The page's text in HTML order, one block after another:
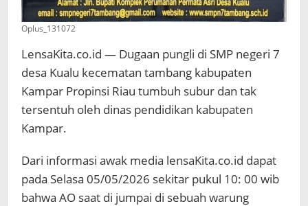
Oplus_131072
LensaKita.co.id — Dugaan pungli di SMP negeri 7
desa Kualu kecematan tambang kabupaten
Kampar Propinsi Riau tumbuh subur dan tak
tersentuh oleh dinas pendidikan kabupaten
Kampar.
Dari informasi awak media lensaKita.co.id dapat
pada Selasa 05/05/2026 sekitar pukul 10: 00 wib
bahwa AO saat di jumpai di sebuah warung